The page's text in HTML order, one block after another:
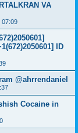
VA
07:09
ID
@ahrrendaniel
Cocaine in